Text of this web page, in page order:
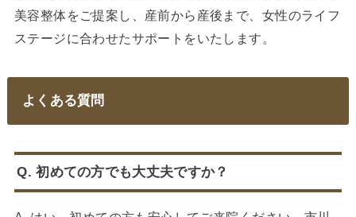
美容整体をご提案し、産前から産後まで、女性のライフ
ステージに合わせたサポートをいたします。
よくある質問
Q. 初めての方でも大丈夫ですか？